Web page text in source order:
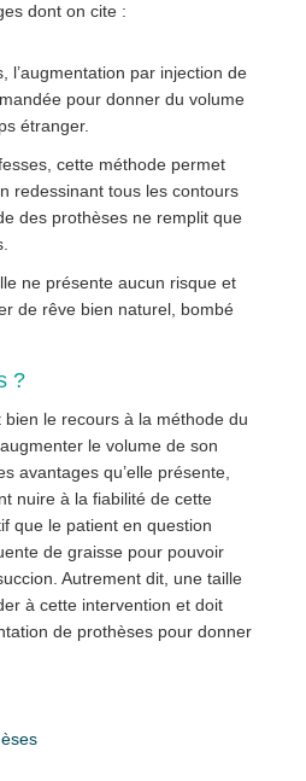
dont on cite :
l’augmentation par injection de
pour donner du volume
étranger.
cette méthode permet
redessinant tous les contours
des prothèses ne remplit que
ne présente aucun risque et
de rêve bien naturel, bombé
?
le recours à la méthode du
le volume de son
avantages qu’elle présente,
nuire à la fiabilité de cette
que le patient en question
de graisse pour pouvoir
Autrement dit, une taille
à cette intervention et doit
de prothèses pour donner